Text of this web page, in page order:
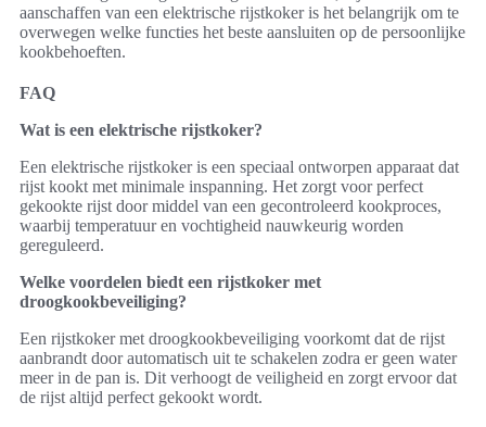
aanschaffen van een elektrische rijstkoker is het belangrijk om te
overwegen welke functies het beste aansluiten op de persoonlijke
kookbehoeften.
FAQ
Wat is een elektrische rijstkoker?
Een elektrische rijstkoker is een speciaal ontworpen apparaat dat
rijst kookt met minimale inspanning. Het zorgt voor perfect
gekookte rijst door middel van een gecontroleerd kookproces,
waarbij temperatuur en vochtigheid nauwkeurig worden
gereguleerd.
Welke voordelen biedt een rijstkoker met
droogkookbeveiliging?
Een rijstkoker met droogkookbeveiliging voorkomt dat de rijst
aanbrandt door automatisch uit te schakelen zodra er geen water
meer in de pan is. Dit verhoogt de veiligheid en zorgt ervoor dat
de rijst altijd perfect gekookt wordt.